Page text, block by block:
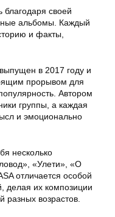
благодаря своей
альбомы. Каждый
и факты,
в 2017 году и
прорывом для
Автором
группы, а каждая
и эмоционально
несколько
«Улети», «О
отличается особой
делая их композиции
разных возрастов.